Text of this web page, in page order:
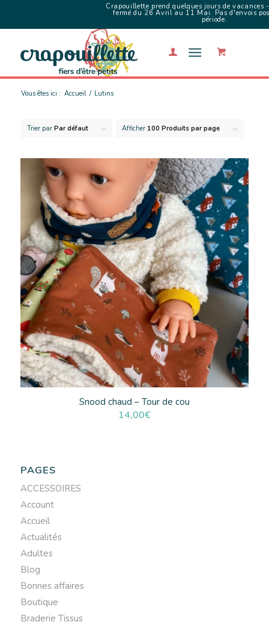
Crapouillette prend quelques jours de vacances
fermé du 26 Avril au 11 Mai. Pas d'envois
période.
Vous êtes ici : Accueil / Lutins
Trier par Par défaut Afficher 100 Produits par page
Snood chaud – Tour de cou
14,00€
PAGES
ACCESSOIRES
Account
Accueil
Actualités
Adultes
Blog
Bonnes affaires
Boutique
Braderie Tissus